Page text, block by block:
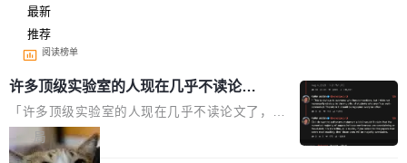
最新
推荐
阅读榜单
许多顶级实验室的人现在几乎不读论文
了
「许多顶级实验室的人现在几乎不读论文了，而
且他们认为 ICLR/ICML/NeurIPS 充斥着大量过
度宣传和欺诈。」 OpenAI 研究员 Keller Jorda
局